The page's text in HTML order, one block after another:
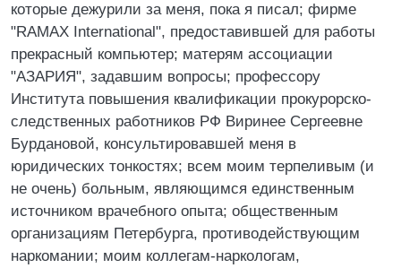
которые дежурили за меня, пока я писал; фирме
"RAMAX International", предоставившей для работы
прекрасный компьютер; матерям ассоциации
"АЗАРИЯ", задавшим вопросы; профессору
Института повышения квалификации прокурорско-
следственных работников РФ Виринее Сергеевне
Бурдановой, консультировавшей меня в
юридических тонкостях; всем моим терпеливым (и
не очень) больным, являющимся единственным
источником врачебного опыта; общественным
организациям Петербурга, противодействующим
наркомании; моим коллегам-наркологам,